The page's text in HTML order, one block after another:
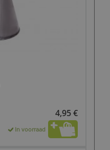
4,95 €
In voorraad